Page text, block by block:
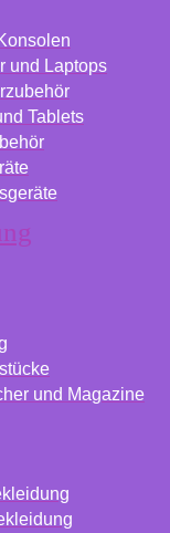
und Laptops
Tablets
und Magazine